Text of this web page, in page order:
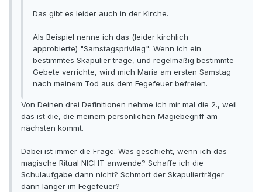
Das gibt es leider auch in der Kirche.
Als Beispiel nenne ich das (leider kirchlich
approbierte) "Samstagsprivileg": Wenn ich ein
bestimmtes Skapulier trage, und regelmäßig bestimmte
Gebete verrichte, wird mich Maria am ersten Samstag
nach meinem Tod aus dem Fegefeuer befreien.
Von Deinen drei Definitionen nehme ich mir mal die 2., weil
das ist die, die meinem persönlichen Magiebegriff am
nächsten kommt.
Dabei ist immer die Frage: Was geschieht, wenn ich das
magische Ritual NICHT anwende? Schaffe ich die
Schulaufgabe dann nicht? Schmort der Skapulierträger
dann länger im Fegefeuer?